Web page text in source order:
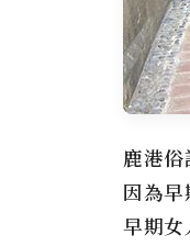
鹿港
因為
早期女